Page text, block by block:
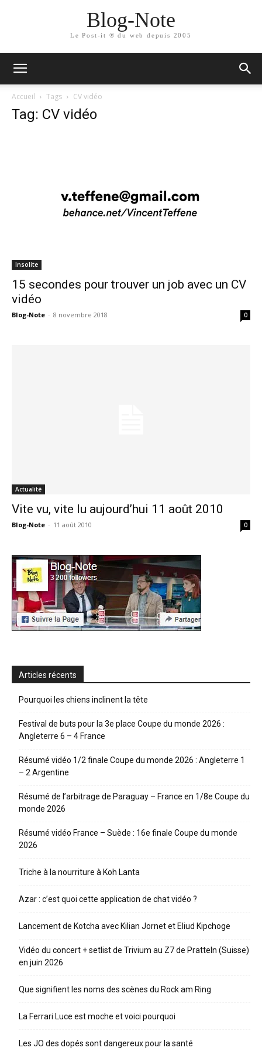
Blog-Note
Le Post-it ® du web depuis 2005
Accueil Tags CV vidéo
Tag: CV vidéo
Insolite
15 secondes pour trouver un job avec un CV
vidéo
Blog-Note - 8 novembre 2018 0
Actualité
Vite vu, vite lu aujourd’hui 11 août 2010
Blog-Note - 11 août 2010 0
Articles récents
Pourquoi les chiens inclinent la tête
Festival de buts pour la 3e place Coupe du monde 2026 :
Angleterre 6 – 4 France
Résumé vidéo 1/2 finale Coupe du monde 2026 : Angleterre 1
– 2 Argentine
Résumé de l’arbitrage de Paraguay – France en 1/8e Coupe du
monde 2026
Résumé vidéo France – Suède : 16e finale Coupe du monde
2026
Triche à la nourriture à Koh Lanta
Azar : c’est quoi cette application de chat vidéo ?
Lancement de Kotcha avec Kilian Jornet et Eliud Kipchoge
Vidéo du concert + setlist de Trivium au Z7 de Pratteln (Suisse)
en juin 2026
Que signifient les noms des scènes du Rock am Ring
La Ferrari Luce est moche et voici pourquoi
Les JO des dopés sont dangereux pour la santé